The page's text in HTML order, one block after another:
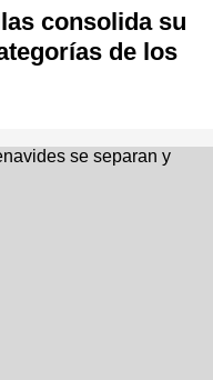
consolida su
de los